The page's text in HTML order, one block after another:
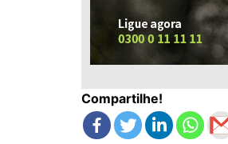
Compartilhe!